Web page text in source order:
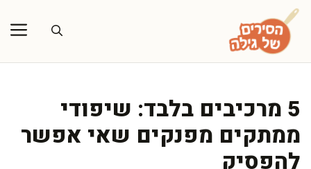
לדלג
לתוכן
5 מרכיבים בלבד: שיפודי
ממתקים מפנקים שאי אפשר
להפסיק